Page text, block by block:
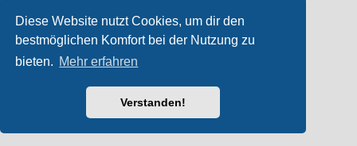
Diese Website nutzt Cookies, um dir den
bestmöglichen Komfort bei der Nutzung zu
bieten. Mehr erfahren
Verstanden!
Aero style developed for phpBB
Powered by
phpBB ® Forum Software © phpBB Limited
phpBB.de
Datenschutz